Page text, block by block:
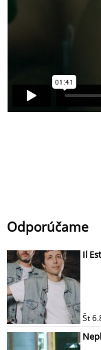
Odporúčame
Il
Št